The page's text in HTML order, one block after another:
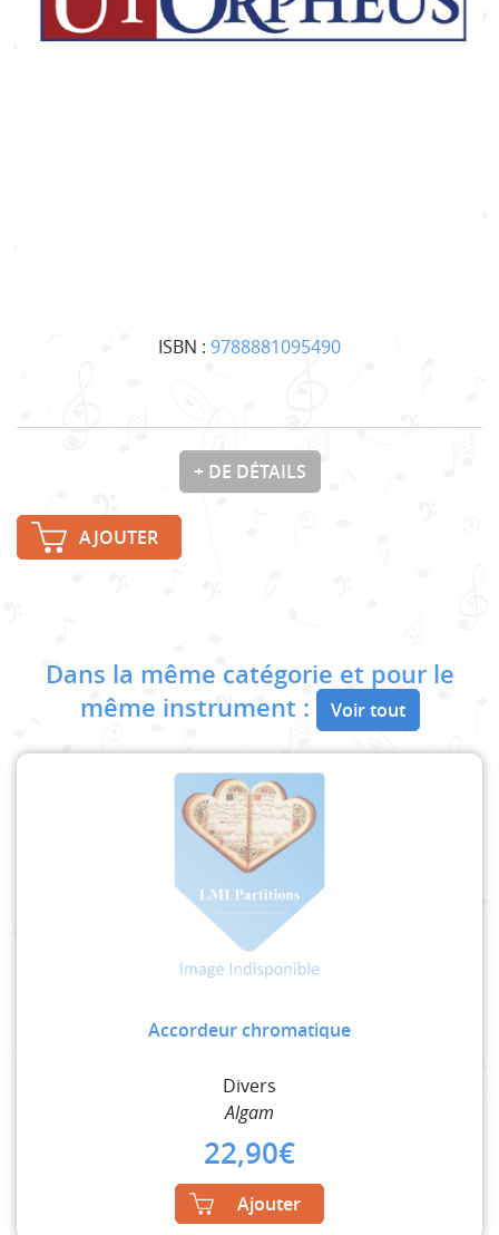
ISBN : 9788881095490
+ DE DÉTAILS
AJOUTER
Dans la même catégorie et pour le
même instrument :
Voir tout
Accordeur chromatique
Divers
Algam
22,90€
Ajouter